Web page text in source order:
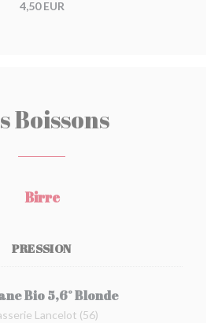
4,50 EUR
Boissons
Birre
PRESSION
Bio 5,6° Blonde
Lancelot (56)